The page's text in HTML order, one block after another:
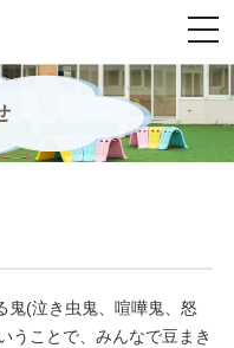
鬼(泣き虫鬼、喧嘩鬼、怒
うことで、みんなで豆まき